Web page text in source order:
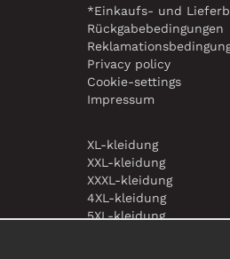
*Einkaufs- und
Rückgabebedingungen
Privacy policy
Cookie-settings
Impressum
XL-kleidung
XXL-kleidung
XXXL-kleidung
4XL-kleidung
5XL-kleidung